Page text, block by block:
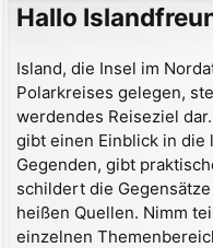
Hallo
Island, die Insel im
Polarkreises gelegen,
werdendes Reiseziel
gibt einen Einblick in
Gegenden, gibt
schildert die
heißen Quellen. Nimm
einzelnen